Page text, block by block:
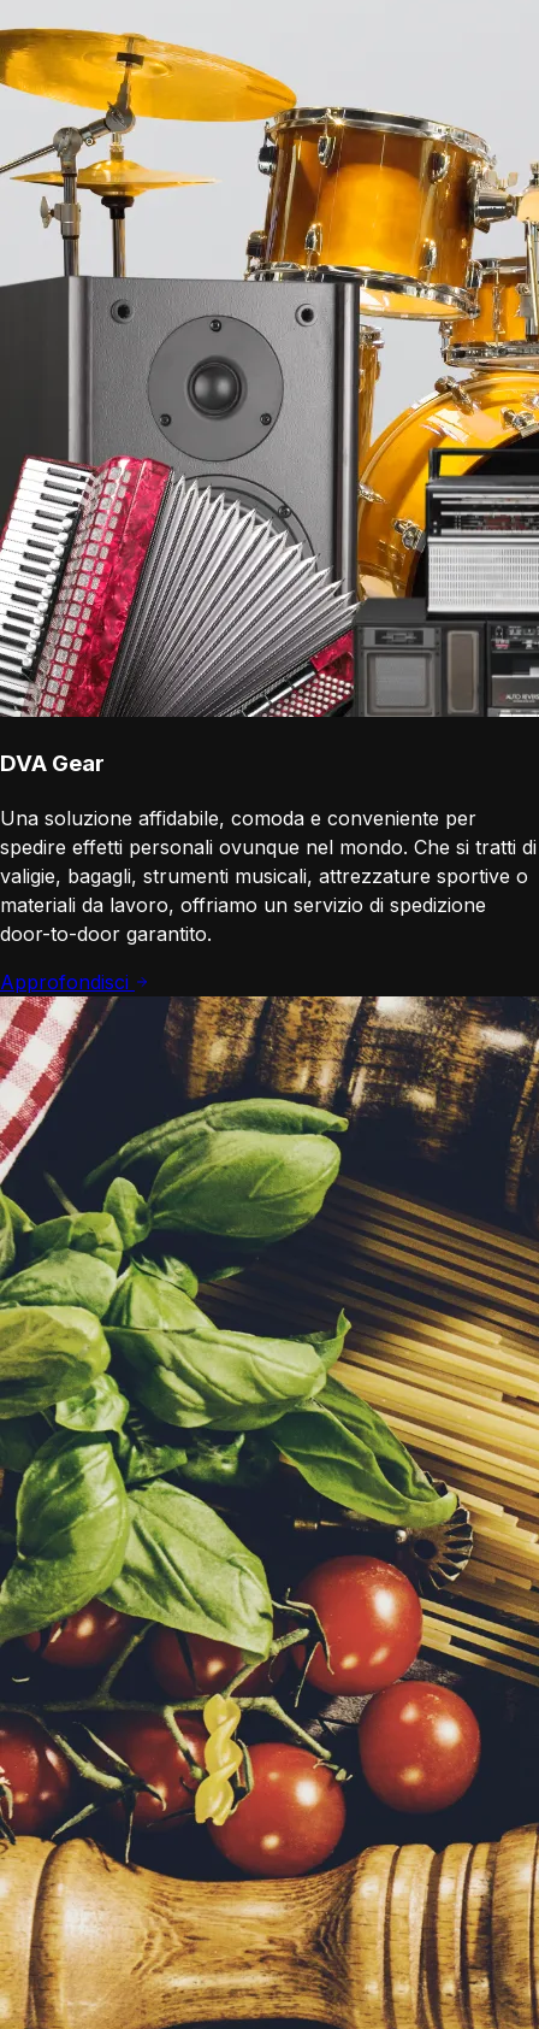
DVA Gear
Una soluzione affidabile, comoda e conveniente per
spedire effetti personali ovunque nel mondo. Che si tratti di
valigie, bagagli, strumenti musicali, attrezzature sportive o
materiali da lavoro, offriamo un servizio di spedizione
door-to-door garantito.
Approfondisci